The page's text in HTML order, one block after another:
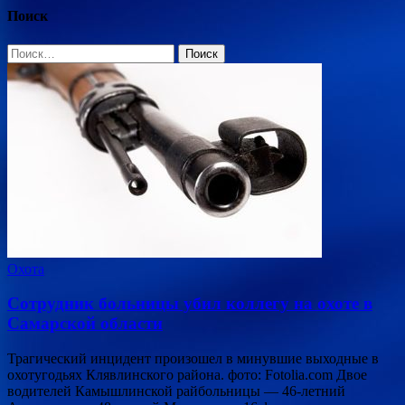
Поиск
Найти:
Охота
Сотрудник больницы убил коллегу на охоте в
Самарской области
Трагический инцидент произошел в минувшие выходные в
охотугодьях Клявлинского района. фото: Fotolia.com Двое
водителей Камышлинской райбольницы — 46-летний